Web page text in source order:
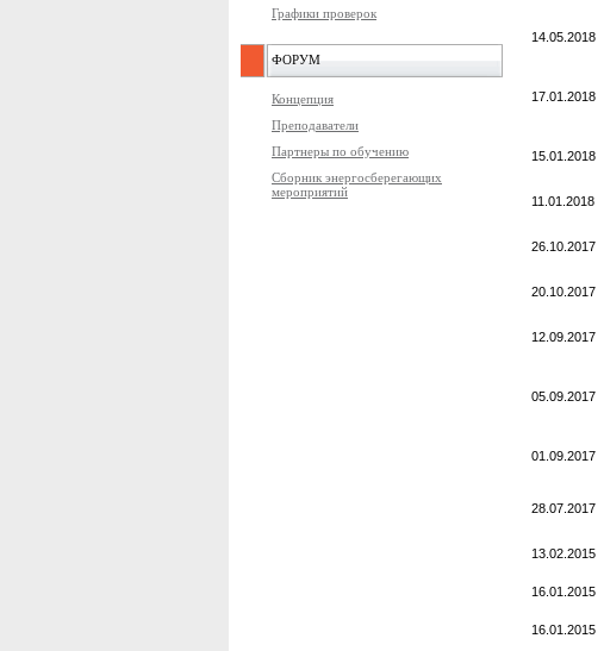
Графики проверок
ФОРУМ
Концепция
Преподаватели
Партнеры по обучению
Сборник энергосберегающих
мероприятий
14.05.2018
17.01.2018
15.01.2018
11.01.2018
26.10.2017
20.10.2017
12.09.2017
05.09.2017
01.09.2017
28.07.2017
13.02.2015
16.01.2015
16.01.2015